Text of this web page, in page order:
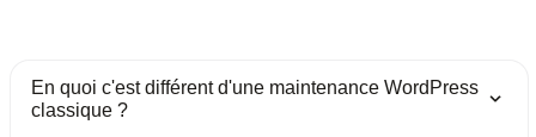
En quoi c'est différent d'une maintenance WordPress
classique ?